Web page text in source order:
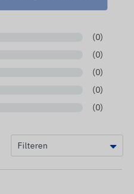
(0)
(0)
(0)
(0)
(0)